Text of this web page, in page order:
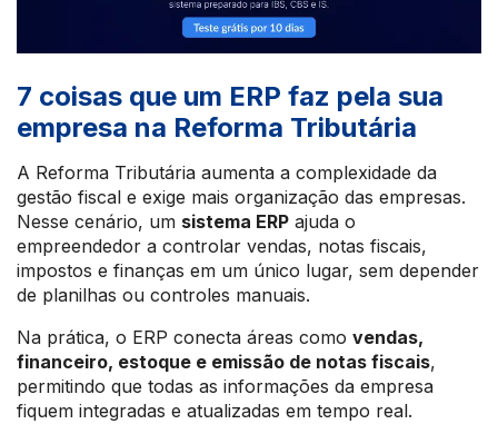
7 coisas que um ERP faz pela sua
empresa na Reforma Tributária
A Reforma Tributária aumenta a complexidade da
gestão fiscal e exige mais organização das empresas.
Nesse cenário, um sistema ERP ajuda o
empreendedor a controlar vendas, notas fiscais,
impostos e finanças em um único lugar, sem depender
de planilhas ou controles manuais.
Na prática, o ERP conecta áreas como vendas,
financeiro, estoque e emissão de notas fiscais,
permitindo que todas as informações da empresa
fiquem integradas e atualizadas em tempo real.